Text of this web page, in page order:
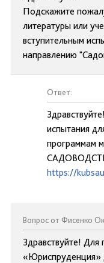
Подскажите
литературы или
вступительным
направлению
Ответ:
испытания
программам
https://
Вопрос от Фисенко
Здравствуйте! Для
«Юриспруденция»